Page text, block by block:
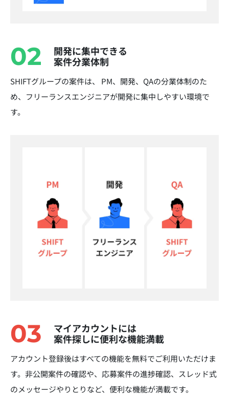
02
開発に集中できる
案件分業体制
SHIFTグループの案件は、 PM、開発、QAの分業体制のた
め、フリーランスエンジニアが開発に集中しやすい環境で
す。
03
マイアカウントには
案件探しに便利な機能満載
アカウント登録後はすべての機能を無料でご利用いただけま
す。非公開案件の確認や、応募案件の進捗確認、スレッド式
のメッセージやりとりなど、便利な機能が満載です。